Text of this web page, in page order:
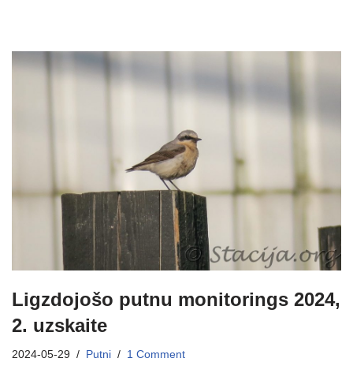
Ligzdojošo putnu monitorings 2024,
2. uzskaite
2024-05-29 Putni 1 Comment